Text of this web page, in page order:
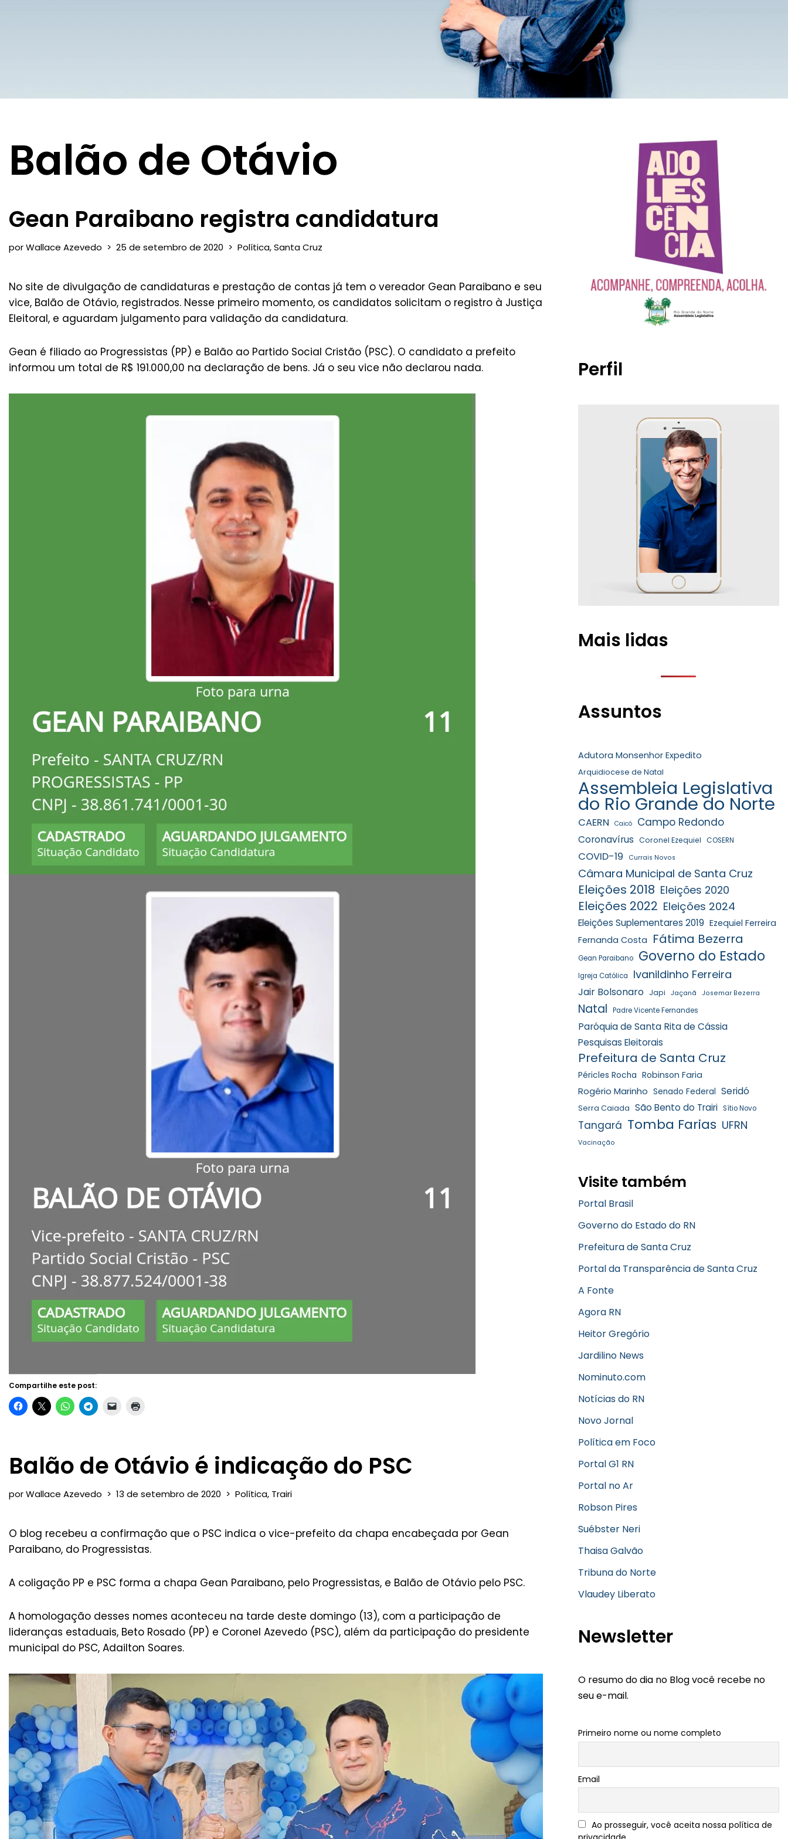
Balão de Otávio
Gean Paraibano registra candidatura
porWallace Azevedo 25 de setembro de 2020 Política,Santa Cruz
No site de divulgação de candidaturas e prestação de contas já tem o vereador Gean Paraibano e seu
vice, Balão de Otávio, registrados. Nesse primeiro momento, os candidatos solicitam o registro à Justiça
Eleitoral, e aguardam julgamento para validação da candidatura.
Gean é filiado ao Progressistas (PP) e Balão ao Partido Social Cristão (PSC). O candidato a prefeito
informou um total de R$ 191.000,00 na declaração de bens. Já o seu vice não declarou nada.
Compartilhe este post:
Balão de Otávio é indicação do PSC
porWallace Azevedo 13 de setembro de 2020 Política, Trairi
O blog recebeu a confirmação que o PSC indica o vice-prefeito da chapa encabeçada por Gean
Paraibano, do Progressistas.
A coligação PP e PSC forma a chapa Gean Paraibano, pelo Progressistas, e Balão de Otávio pelo PSC.
A homologação desses nomes aconteceu na tarde deste domingo (13), com a participação de
lideranças estaduais, Beto Rosado (PP) e Coronel Azevedo (PSC), além da participação do presidente
municipal do PSC, Adailton Soares.
Perfil
Mais lidas
Assuntos
Adutora Monsenhor Expedito
Arquidiocese de Natal
Assembleia Legislativa
do Rio Grande do Norte
CAERN Caicó Campo Redondo
Coronavírus Coronel Ezequiel COSERN
COVID-19 Currais Novos
Câmara Municipal de Santa Cruz
Eleições 2018 Eleições 2020
Eleições 2022 Eleições 2024
Eleições Suplementares 2019 Ezequiel Ferreira
Fernanda Costa Fátima Bezerra
Gean Paraibano Governo do Estado
Igreja Católica Ivanildinho Ferreira
Jair Bolsonaro Japi Jaçanã Josemar Bezerra
Natal Padre Vicente Fernandes
Paróquia de Santa Rita de Cássia
Pesquisas Eleitorais
Prefeitura de Santa Cruz
Péricles Rocha Robinson Faria
Rogério Marinho Senado Federal Seridó
Serra Caiada São Bento do Trairi Sítio Novo
Tangará Tomba Farias UFRN
Vacinação
Visite também
Portal Brasil
Governo do Estado do RN
Prefeitura de Santa Cruz
Portal da Transparência de Santa Cruz
A Fonte
Agora RN
Heitor Gregório
Jardilino News
Nominuto.com
Notícias do RN
Novo Jornal
Política em Foco
Portal G1 RN
Portal no Ar
Robson Pires
Suébster Neri
Thaisa Galvão
Tribuna do Norte
Vlaudey Liberato
Newsletter
O resumo do dia no Blog você recebe no
seu e-mail.
Primeiro nome ou nome completo
Email
Ao prosseguir, você aceita nossa política de